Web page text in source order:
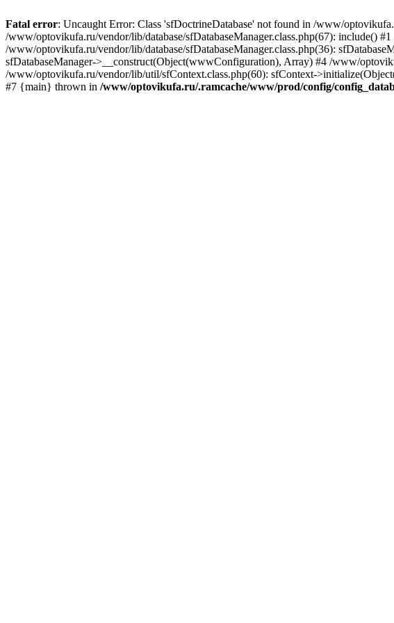
Fatal error: Uncaught Error: Class 'sfDoctrineDatabase' not found in /www/
/www/optovikufa.ru/vendor/lib/database/sfDatabaseManager.class.php(67): include()
/www/optovikufa.ru/vendor/lib/database/sfDatabaseManager.class.php(36):
sfDatabaseManager->__construct(Object(wwwConfiguration), Array) #4 /www/
/www/optovikufa.ru/vendor/lib/util/sfContext.class.php(60): sfContext-
#7 {main} thrown in /www/optovikufa.ru/.ramcache/www/prod/config/